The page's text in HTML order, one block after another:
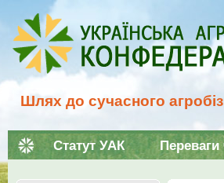
Шлях до сучасного
Статут УАК Переваги